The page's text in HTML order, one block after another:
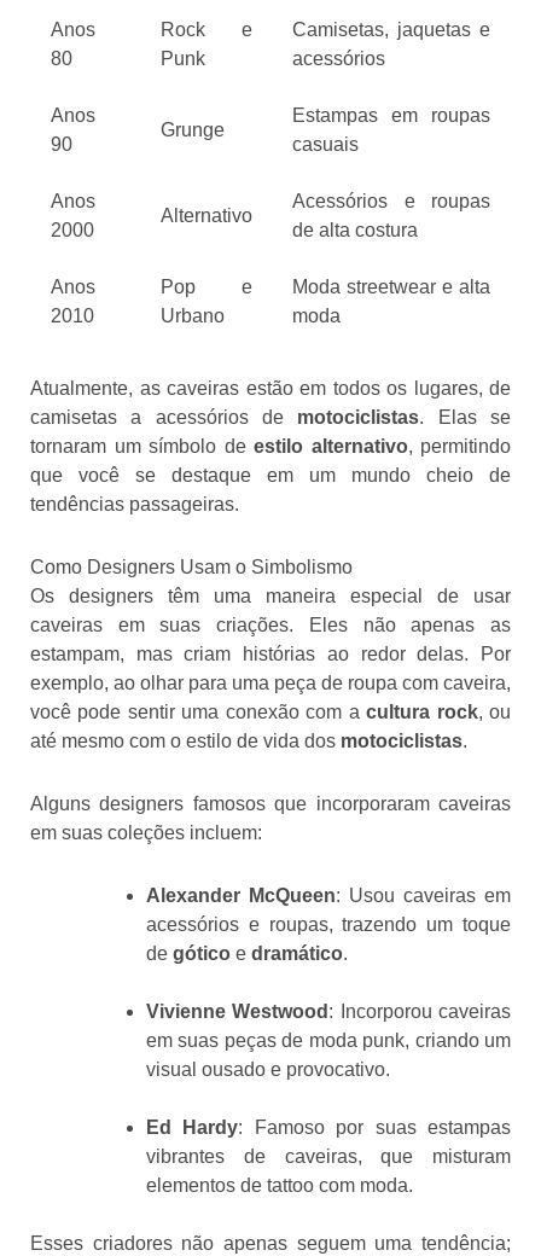
Anos
80
Rock e
Punk
Camisetas, jaquetas e
acessórios
Anos
90
Grunge
Estampas em roupas
casuais
Anos
2000
Alternativo
Acessórios e roupas
de alta costura
Anos
2010
Pop e
Urbano
Moda streetwear e alta
moda
Atualmente, as caveiras estão em todos os lugares, de
camisetas a acessórios de motociclistas. Elas se
tornaram um símbolo de estilo alternativo, permitindo
que você se destaque em um mundo cheio de
tendências passageiras.
Como Designers Usam o Simbolismo
Os designers têm uma maneira especial de usar
caveiras em suas criações. Eles não apenas as
estampam, mas criam histórias ao redor delas. Por
exemplo, ao olhar para uma peça de roupa com caveira,
você pode sentir uma conexão com acultura rock, ou
até mesmo com o estilo de vida dos motociclistas.
Alguns designers famosos que incorporaram caveiras
em suas coleções incluem:
Alexander McQueen: Usou caveiras em
acessórios e roupas, trazendo um toque
de gótico e dramático.
Vivienne Westwood : Incorporou caveiras
em suas peças de moda punk, criando um
visual ousado e provocativo.
Ed Hardy: Famoso por suas estampas
vibrantes de caveiras, que misturam
elementos de tattoo com moda.
Esses criadores não apenas seguem uma tendência;